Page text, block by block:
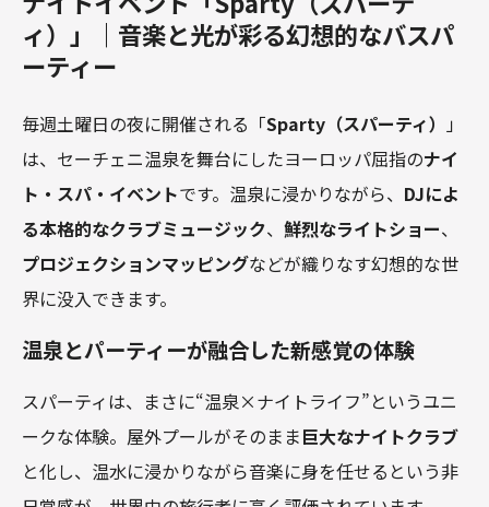
ィ）」｜音楽と光が彩る幻想的なバスパ
ーティー
毎週土曜日の夜に開催される「Sparty（スパーティ） 」
は、セーチェニ温泉を舞台にしたヨーロッパ屈指のナイ
ト・スパ・イベントです。温泉に浸かりながら、 DJによ
る本格的なクラブミュージック、 鮮烈なライトショー、
プロジェクションマッピングなどが織りなす幻想的な世
界に没入できます。
温泉とパーティーが融合した新感覚の体験
スパーティは、まさに“温泉×ナイトライフ”というユニ
ークな体験。屋外プールがそのまま巨大なナイトクラブ
と化し、温水に浸かりながら音楽に身を任せるという非